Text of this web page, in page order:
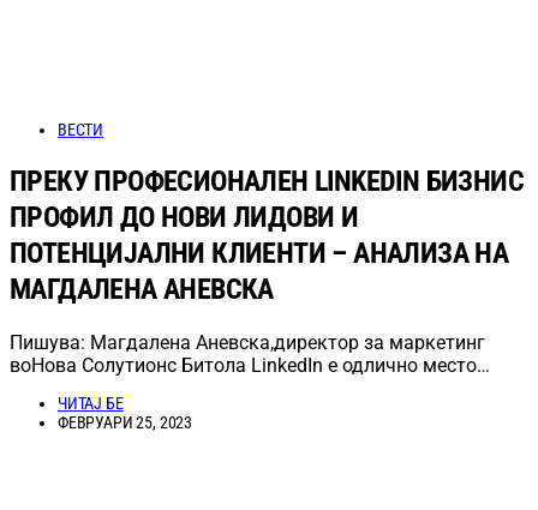
ВЕСТИ
ПРЕКУ ПРОФЕСИОНАЛЕН LINKEDIN БИЗНИС
ПРОФИЛ ДО НОВИ ЛИДОВИ И
ПОТЕНЦИЈАЛНИ КЛИЕНТИ – АНАЛИЗА НА
МАГДАЛЕНА АНЕВСКА
Пишува: Магдалена Аневска,директор за маркетинг
воНова Солутионс Битола LinkedIn е одлично место…
ЧИТАЈ БЕ
ФЕВРУАРИ 25, 2023